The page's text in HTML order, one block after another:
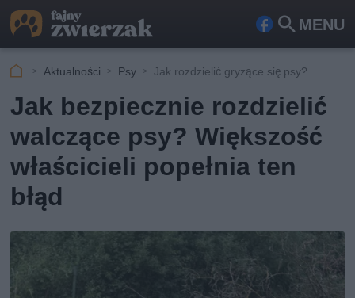
MENU
Fa
ook
Szu
Aktualności Psy Jak rozdzielić gryzące się psy?
Jak bezpiecznie rozdzielić
walczące psy? Większość
właścicieli popełnia ten
błąd